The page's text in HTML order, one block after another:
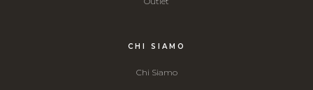
CHI SIAMO
Chi Siamo